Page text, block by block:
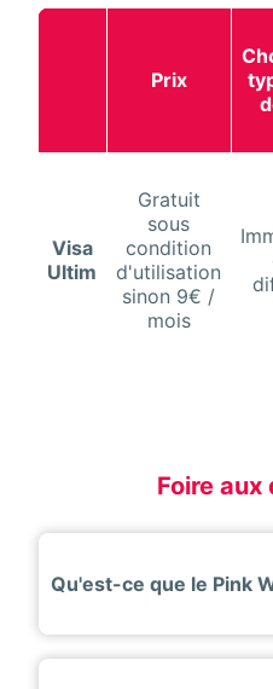
Prix
Visa
Ultim
Gratuit
sous
condition
d'utilisation
sinon 9€ /
mois
Foire
Qu'est-ce que le Pink